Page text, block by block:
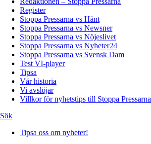
Register
Stoppa Pressarna vs Hänt
Stoppa Pressarna vs Newsner
Stoppa Pressarna vs Nöjeslivet
Stoppa Pressarna vs Nyheter24
Stoppa Pressarna vs Svensk Dam
Test VI-player
Tipsa
Vår historia
Vi avslöjar
Villkor för nyhetstips till Stoppa Pressarna
Sök
Tipsa oss om nyheter!